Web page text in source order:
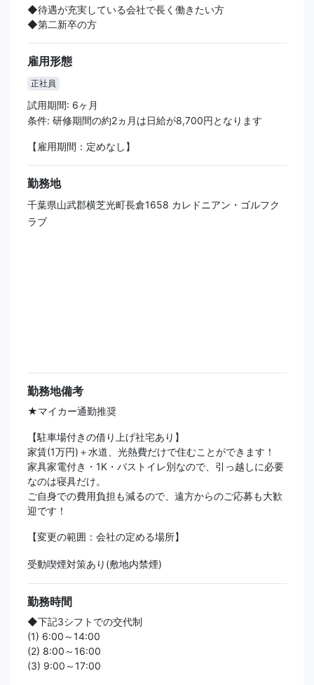
◆待遇が充実している会社で長く働きたい方
◆第二新卒の方
雇用形態
正社員
試用期間: 6ヶ月
条件: 研修期間の約2ヵ月は日給が8,700円となります
【雇用期間：定めなし】
勤務地
千葉県山武郡横芝光町長倉1658 カレドニアン・ゴルフク
ラブ
勤務地備考
★マイカー通勤推奨
【駐車場付きの借り上げ社宅あり】
家賃(1万円)＋水道、光熱費だけで住むことができます！
家具家電付き・1K・バストイレ別なので、引っ越しに必要
なのは寝具だけ。
ご自身での費用負担も減るので、遠方からのご応募も大歓
迎です！
【変更の範囲：会社の定める場所】
受動喫煙対策あり(敷地内禁煙)
勤務時間
◆下記3シフトでの交代制
(1) 6:00～14:00
(2) 8:00～16:00
(3) 9:00～17:00